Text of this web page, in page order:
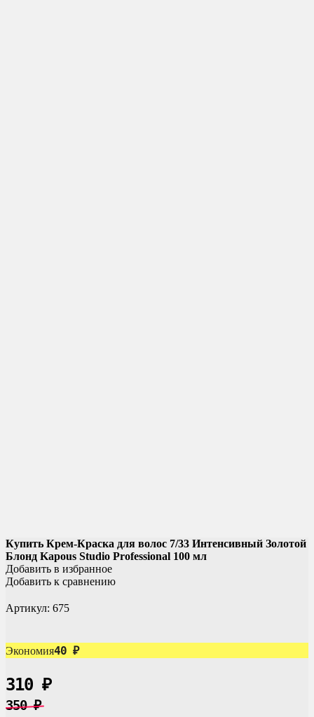
Купить Крем-Краска для волос 7/33 Интенсивный Золотой
Блонд Kapous Studio Professional 100 мл
Добавить в избранное
Добавить к сравнению
Артикул: 675
Экономия40 ₽
310 ₽
350₽